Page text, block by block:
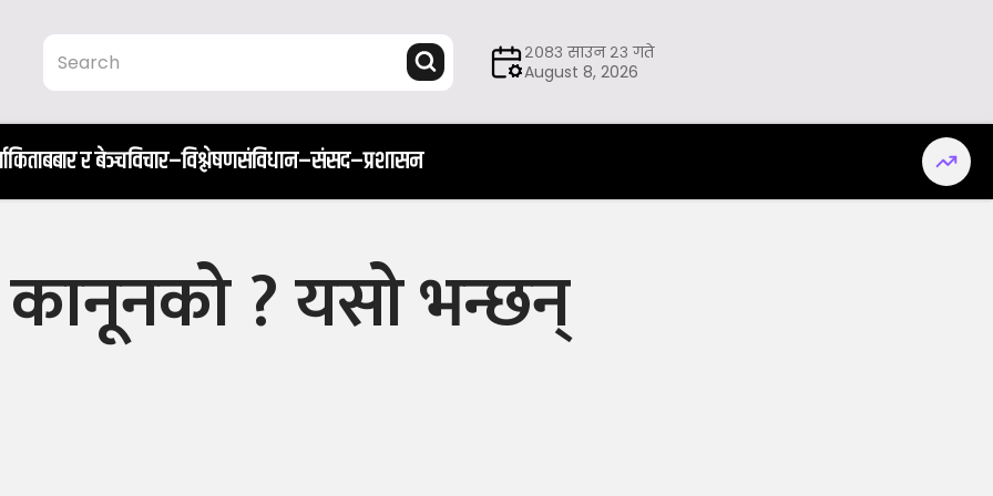
२०८३ साउन २३ गते
August 8, 2026
किताबबार र बेञ्चविचार–विश्लेषणसंविधान–संसद–प्रशासन
? यसो भन्छन्‌